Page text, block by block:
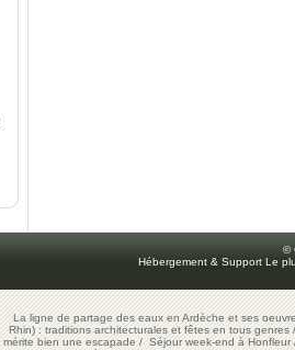
©
Hébergement & Support Le
La ligne de partage des eaux en Ardèche et ses
Rhin) : traditions architecturales et fêtes en tous genres
mérite bien une escapade/Séjour week-end à Honfleur